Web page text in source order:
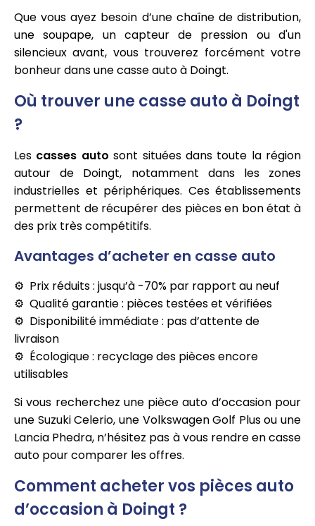
Que vous ayez besoin d’une chaîne de distribution,
une soupape, un capteur de pression ou d'un
silencieux avant, vous trouverez forcément votre
bonheur dans une casse auto à Doingt.
Où trouver une casse auto à Doingt
?
Les casses auto sont situées dans toute la région
autour de Doingt, notamment dans les zones
industrielles et périphériques. Ces établissements
permettent de récupérer des pièces en bon état à
des prix très compétitifs.
Avantages d’acheter en casse auto
Prix réduits : jusqu’à -70% par rapport au neuf
Qualité garantie : pièces testées et vérifiées
Disponibilité immédiate : pas d’attente de
livraison
Écologique : recyclage des pièces encore
utilisables
Si vous recherchez une pièce auto d’occasion pour
une Suzuki Celerio, une Volkswagen Golf Plus ou une
Lancia Phedra, n’hésitez pas à vous rendre en casse
auto pour comparer les offres.
Comment acheter vos pièces auto
d’occasion à Doingt ?